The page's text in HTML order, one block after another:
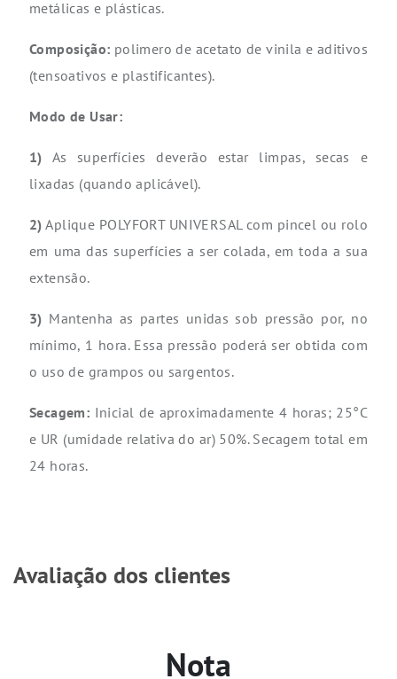
metálicas e plásticas.
Composição: polimero de acetato de vinila e aditivos
(tensoativos e plastificantes).
Modo de Usar:
1) As superfícies deverão estar limpas, secas e
lixadas (quando aplicável).
2) Aplique POLYFORT UNIVERSAL com pincel ou rolo
em uma das superfícies a ser colada, em toda a sua
extensão.
3) Mantenha as partes unidas sob pressão por, no
mínimo, 1 hora. Essa pressão poderá ser obtida com
o uso de grampos ou sargentos.
Secagem: Inicial de aproximadamente 4 horas; 25°C
e UR (umidade relativa do ar) 50%. Secagem total em
24 horas.
Avaliação dos clientes
Nota